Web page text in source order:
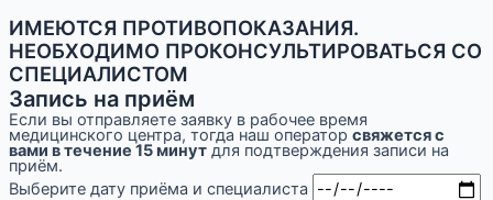
ИМЕЮТСЯ ПРОТИВОПОКАЗАНИЯ.
НЕОБХОДИМО ПРОКОНСУЛЬТИРОВАТЬСЯ СО
СПЕЦИАЛИСТОМ
Запись на приём
Если вы отправляете заявку в рабочее время
медицинского центра, тогда наш оператор свяжется с
вами в течение 15 минут для подтверждения записи на
приём.
Выберите дату приёма и специалиста